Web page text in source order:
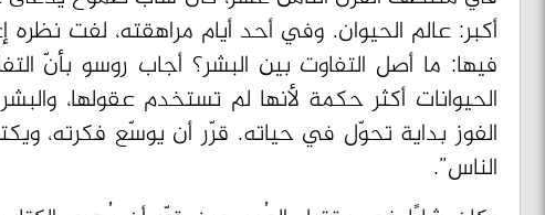
أكبر: عالم الحيوان. وفي أحد أيام مراهقته، لفت
فيها: ما أصل التفاوت بين البشر؟ أجاب روسو بأنّ
الحيوانات أكثر حكمة لأنها لم تستخدم عقولها،
الفوز بداية تحوّل في حياته. قرّر أن يوسّع فكرته،
الناس”.